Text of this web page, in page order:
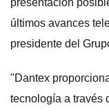
últimos avances
presidente del
"Dantex
tecnología a través